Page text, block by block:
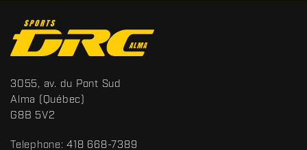
o
n
t
a
c
S
p
o
t
3055, av. du Pont Sud
Alma (Québec)
G8B 5V2
Telephone: 418 668-7389